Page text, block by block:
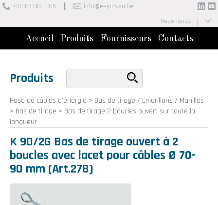
+32 87 88 11 85 info@eejansen.be
Nederlands
Français
Accueil Produits Fournisseurs Contacts
Produits
Pose de câbles d'énergie > Bas de tirage / Emerillons / Manilles
> Bas de tirage > Bas de tirage 2 boucles ouvert sur toute la
longueur
K 90/2G Bas de tirage ouvert à 2
boucles avec lacet pour câbles Ø 70-
90 mm (Art.278)